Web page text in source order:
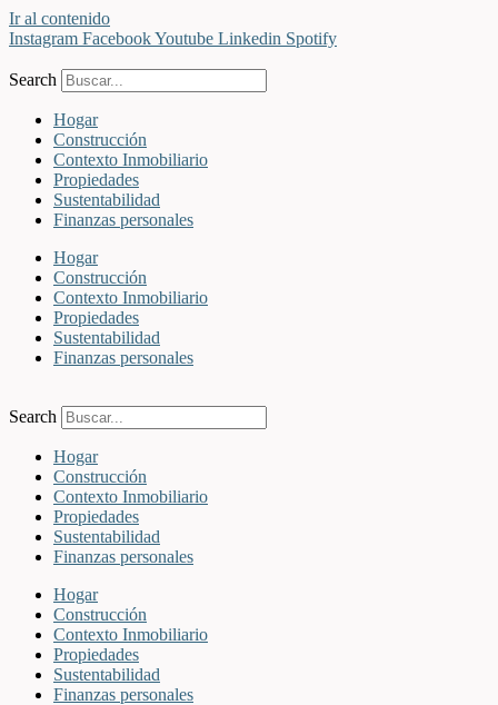
Ir al contenido
Instagram FacebookYoutube Linkedin Spotify
Search
Hogar
Construcción
Contexto Inmobiliario
Propiedades
Sustentabilidad
Finanzas personales
Hogar
Construcción
Contexto Inmobiliario
Propiedades
Sustentabilidad
Finanzas personales
Search
Hogar
Construcción
Contexto Inmobiliario
Propiedades
Sustentabilidad
Finanzas personales
Hogar
Construcción
Contexto Inmobiliario
Propiedades
Sustentabilidad
Finanzas personales